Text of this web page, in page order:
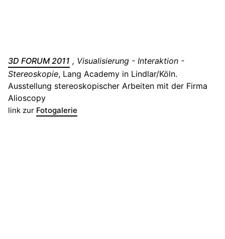
3D FORUM 2011 , Visualisierung - Interaktion -
Stereoskopie, Lang Academy in Lindlar/Köln.
Ausstellung stereoskopischer Arbeiten mit der Firma
Alioscopy
link zur Fotogalerie